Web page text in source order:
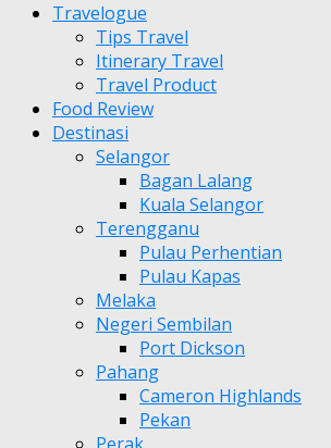
Travelogue
Tips Travel
Itinerary Travel
Travel Product
Food Review
Destinasi
Selangor
Bagan Lalang
Kuala Selangor
Terengganu
Pulau Perhentian
Pulau Kapas
Melaka
Negeri Sembilan
Port Dickson
Pahang
Cameron Highlands
Pekan